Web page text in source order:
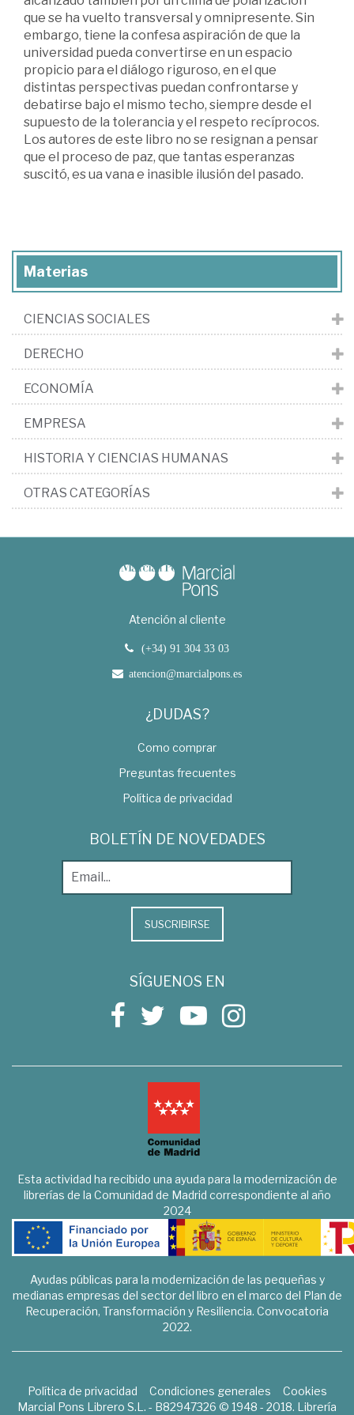
que se ha vuelto transversal y omnipresente. Sin
embargo, tiene la confesa aspiración de que la
universidad pueda convertirse en un espacio
propicio para el diálogo riguroso, en el que
distintas perspectivas puedan confrontarse y
debatirse bajo el mismo techo, siempre desde el
supuesto de la tolerancia y el respeto recíprocos.
Los autores de este libro no se resignan a pensar
que el proceso de paz, que tantas esperanzas
suscitó, es ua vana e inasible ilusión del pasado.
Materias
CIENCIAS SOCIALES
DERECHO
ECONOMÍA
EMPRESA
HISTORIA Y CIENCIAS HUMANAS
OTRAS CATEGORÍAS
Atención al cliente
(+34) 91 304 33 03
atencion@marcialpons.es
¿DUDAS?
Como comprar
Preguntas frecuentes
Política de privacidad
BOLETÍN DE NOVEDADES
SUSCRIBIRSE
SÍGUENOS EN
Esta actividad ha recibido una ayuda para la modernización de
librerías de la Comunidad de Madrid correspondiente al año
2024
Ayudas públicas para la modernización de las pequeñas y
medianas empresas del sector del libro en el marco del Plan de
Recuperación, Transformación y Resiliencia. Convocatoria
2022.
Política de privacidad Condiciones generales
Cookies
Marcial Pons Librero S.L. - B82947326 © 1948 - 2018. Librería